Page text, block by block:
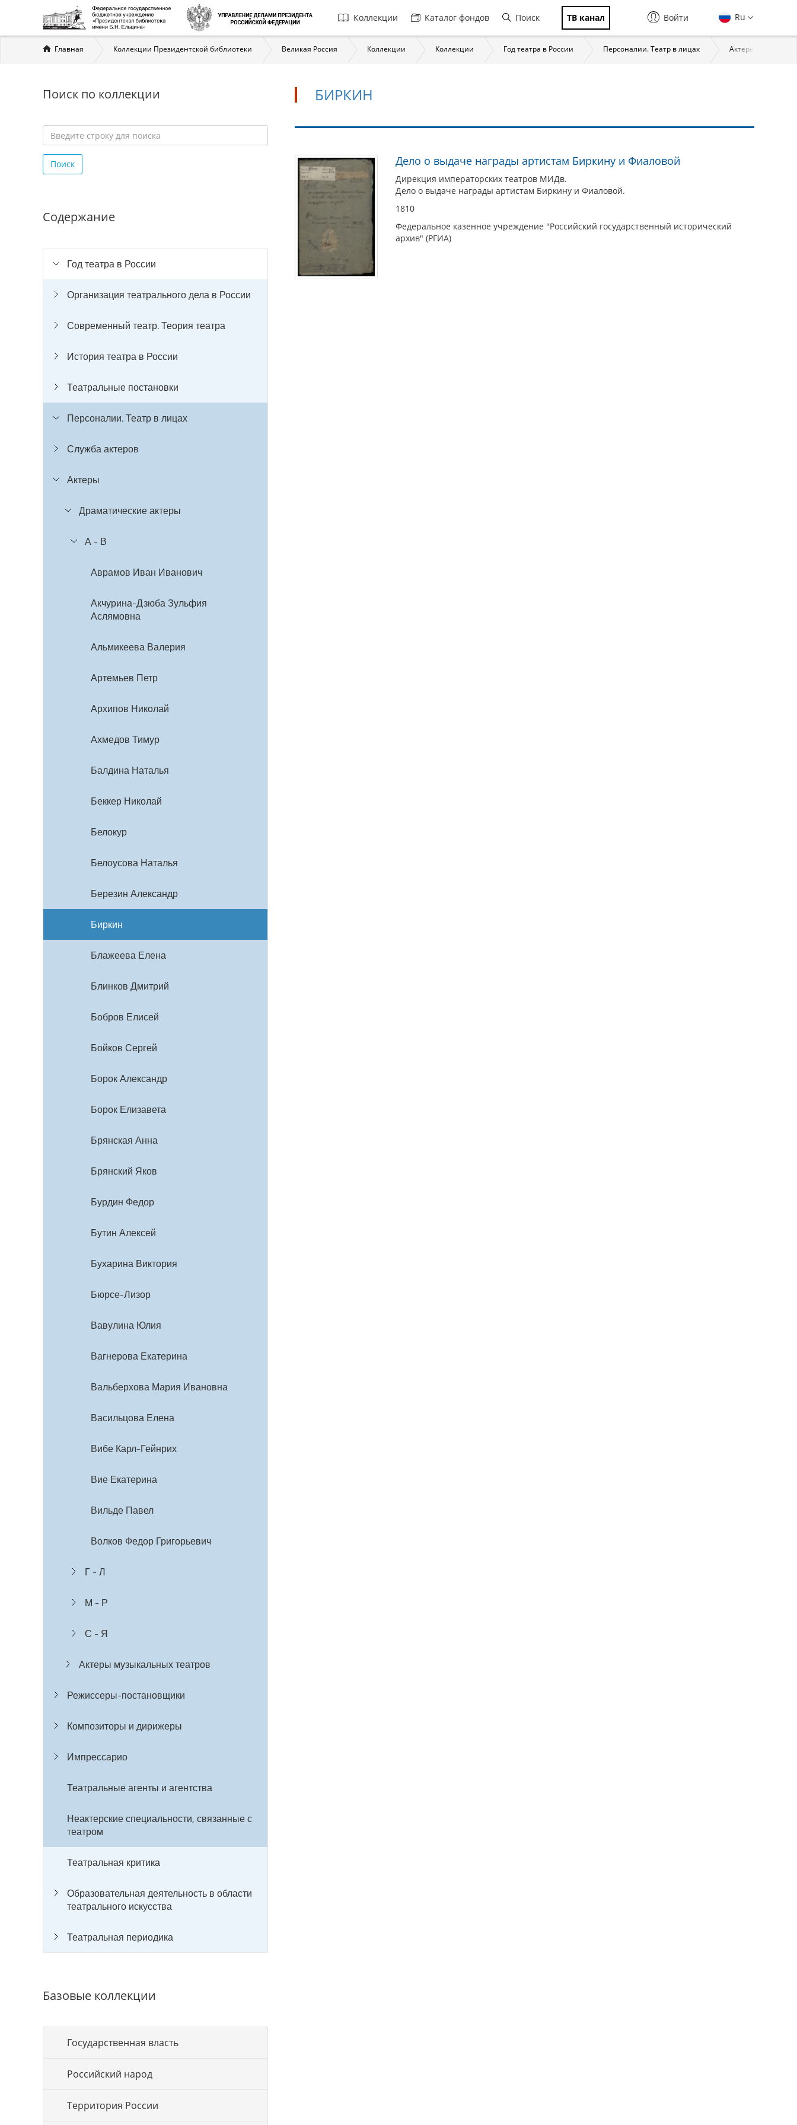
Главная
навигация
Коллекции Каталог фондов Поиск ТВ канал Ru
Войти
Вы
здесь
Главная Коллекции Президентской библиотеки Великая Россия Коллекции Коллекции Год театра в России Персоналии. Театр в лицах Актеры
Поиск по коллекции
строку
для
Поиск
Содержание
Год театра в России
Организация театрального дела в России
Современный театр. Теория театра
История театра в России
Театральные постановки
Персоналии. Театр в лицах
Служба актеров
Актеры
Драматические актеры
А - В
Аврамов Иван Иванович
Акчурина-Дзюба Зульфия
Аслямовна
Альмикеева Валерия
Артемьев Петр
Архипов Николай
Ахмедов Тимур
Балдина Наталья
Беккер Николай
Белокур
Белоусова Наталья
Березин Александр
Биркин
Блажеева Елена
Блинков Дмитрий
Бобров Елисей
Бойков Сергей
Борок Александр
Борок Елизавета
Брянская Анна
Брянский Яков
Бурдин Федор
Бутин Алексей
Бухарина Виктория
Бюрсе-Лизор
Вавулина Юлия
Вагнерова Екатерина
Вальберхова Мария Ивановна
Васильцова Елена
Вибе Карл-Гейнрих
Вие Екатерина
Вильде Павел
Волков Федор Григорьевич
Г - Л
М - Р
С - Я
Актеры музыкальных театров
Режиссеры-постановщики
Композиторы и дирижеры
Импрессарио
Театральные агенты и агентства
Неактерские специальности, связанные с
театром
Театральная критика
Образовательная деятельность в области
театрального искусства
Театральная периодика
Базовые коллекции
Государственная власть
Российский народ
Территория России
БИРКИН
Биркин Дело о выдаче награды артистам Биркину и Фиаловой
Дирекция императорских театров МИДв.
Дело о выдаче награды артистам Биркину и Фиаловой.
1810
Федеральное казенное учреждение "Российский государственный исторический
архив" (РГИА)